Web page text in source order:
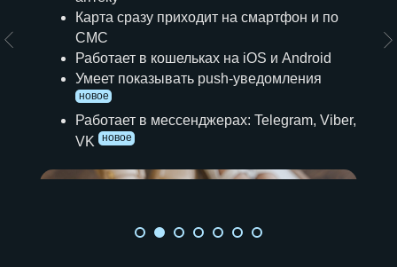
Карта сразу приходит на смартфон и по
СМС
Работает в кошельках на iOS и Android
Умеет показывать push-уведомления
новое
Работает в мессенджерах: Telegram, Viber,
VK
новое